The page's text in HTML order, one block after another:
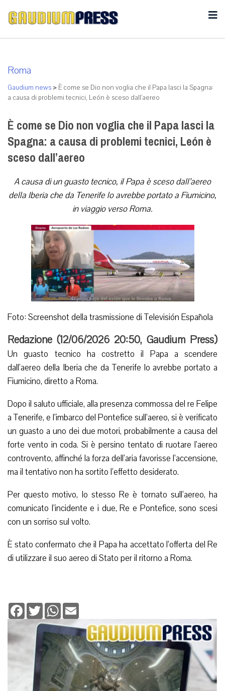
Roma
Gaudium news > È come se Dio non voglia che il Papa lasci la Spagna:
a causa di problemi tecnici, León è sceso dall’aereo
È come se Dio non voglia che il Papa lasci la
Spagna: a causa di problemi tecnici, León è
sceso dall’aereo
A causa di un guasto tecnico, il Papa è sceso dall’aereo
della Iberia che da Tenerife lo avrebbe portato a Fiumicino,
in viaggio verso Roma.
Foto: Screenshot della trasmissione di Televisión Española
Redazione (12/06/2026 20:50, Gaudium Press)
Un guasto tecnico ha costretto il Papa a scendere
dall’aereo della Iberia che da Tenerife lo avrebbe portato a
Fiumicino, diretto a Roma.
Dopo il saluto ufficiale, alla presenza commossa del re Felipe
a Tenerife, e l’imbarco del Pontefice sull’aereo, si è verificato
un guasto a uno dei due motori, probabilmente a causa del
forte vento in coda. Si è persino tentato di ruotare l’aereo
controvento, affinché la forza dell’aria favorisse l’accensione,
ma il tentativo non ha sortito l’effetto desiderato.
Per questo motivo, lo stesso Re è tornato sull’aereo, ha
comunicato l’incidente e i due, Re e Pontefice, sono scesi
con un sorriso sul volto.
È stato confermato che il Papa ha accettato l’offerta del Re
di utilizzare il suo aereo di Stato per il ritorno a Roma.
Facebook
TwitterWhatsApp